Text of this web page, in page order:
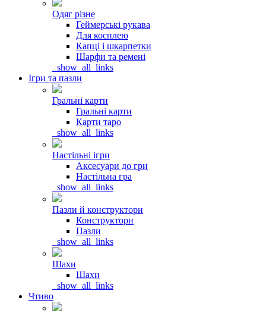
Одяг різне
Геймерські рукава
Для косплею
Капці і шкарпетки
Шарфи та ремені
_show_all_links
Ігри та пазли
Гральні карти
Гральні карти
Карти таро
_show_all_links
Настільні ігри
Аксесуари до гри
Настільна гра
_show_all_links
Пазли й конструктори
Конструктори
Пазли
_show_all_links
Шахи
Шахи
_show_all_links
Чтиво